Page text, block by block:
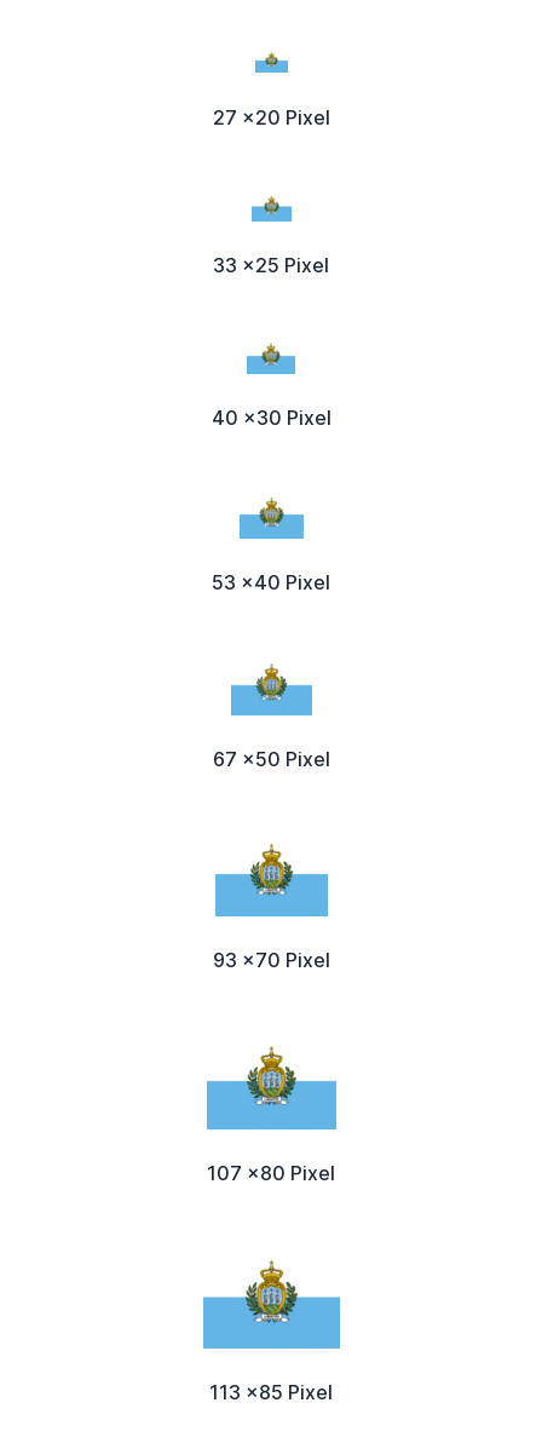
27 x20 Pixel
33 x25 Pixel
40 x30 Pixel
53 x40 Pixel
67 x50 Pixel
93 x70 Pixel
107 x80 Pixel
113 x85 Pixel